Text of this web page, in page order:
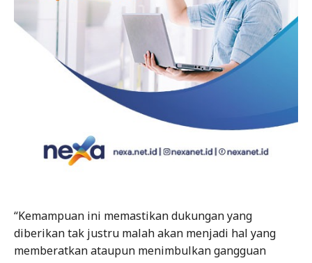
“Kemampuan ini memastikan dukungan yang
diberikan tak justru malah akan menjadi hal yang
memberatkan ataupun menimbulkan gangguan